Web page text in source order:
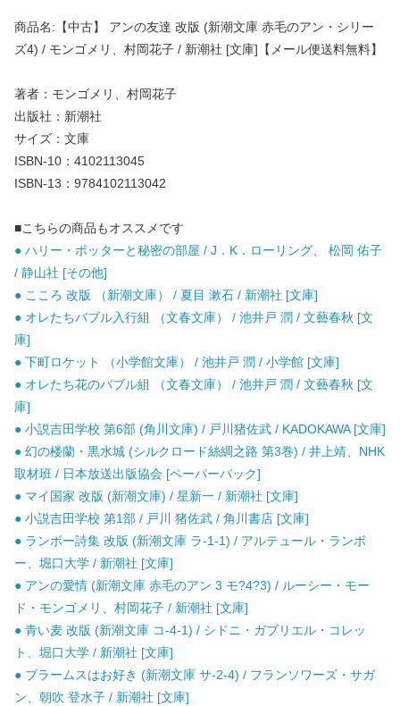
商品名:【中古】 アンの友達 改版 (新潮文庫 赤毛のアン・シリー
ズ4) / モンゴメリ、村岡花子 / 新潮社 [文庫]【メール便送料無料】
著者：モンゴメリ、村岡花子
出版社：新潮社
サイズ：文庫
ISBN-10：4102113045
ISBN-13：9784102113042
■こちらの商品もオススメです
● ハリー・ポッターと秘密の部屋 / J．K．ローリング、 松岡 佑子
/ 静山社 [その他]
● こころ 改版 （新潮文庫） / 夏目 漱石 / 新潮社 [文庫]
● オレたちバブル入行組 （文春文庫） / 池井戸 潤 / 文藝春秋 [文
庫]
● 下町ロケット （小学館文庫） / 池井戸 潤 / 小学館 [文庫]
● オレたち花のバブル組 （文春文庫） / 池井戸 潤 / 文藝春秋 [文
庫]
● 小説吉田学校 第6部 (角川文庫) / 戸川猪佐武 / KADOKAWA [文庫]
● 幻の楼蘭・黒水城 (シルクロード絲綢之路 第3巻) / 井上靖、NHK
取材班 / 日本放送出版協会 [ペーパーバック]
● マイ国家 改版 (新潮文庫) / 星新一 / 新潮社 [文庫]
● 小説吉田学校 第1部 / 戸川 猪佐武 / 角川書店 [文庫]
● ランボー詩集 改版 (新潮文庫 ラ-1-1) / アルテュール・ランボ
ー、堀口大学 / 新潮社 [文庫]
● アンの愛情 (新潮文庫 赤毛のアン 3 モ?4?3) / ルーシー・モー
ド・モンゴメリ、村岡花子 / 新潮社 [文庫]
● 青い麦 改版 (新潮文庫 コ-4-1) / シドニ・ガブリエル・コレッ
ト、堀口大学 / 新潮社 [文庫]
● ブラームスはお好き (新潮文庫 サ-2-4) / フランソワーズ・サガ
ン、朝吹 登水子 / 新潮社 [文庫]